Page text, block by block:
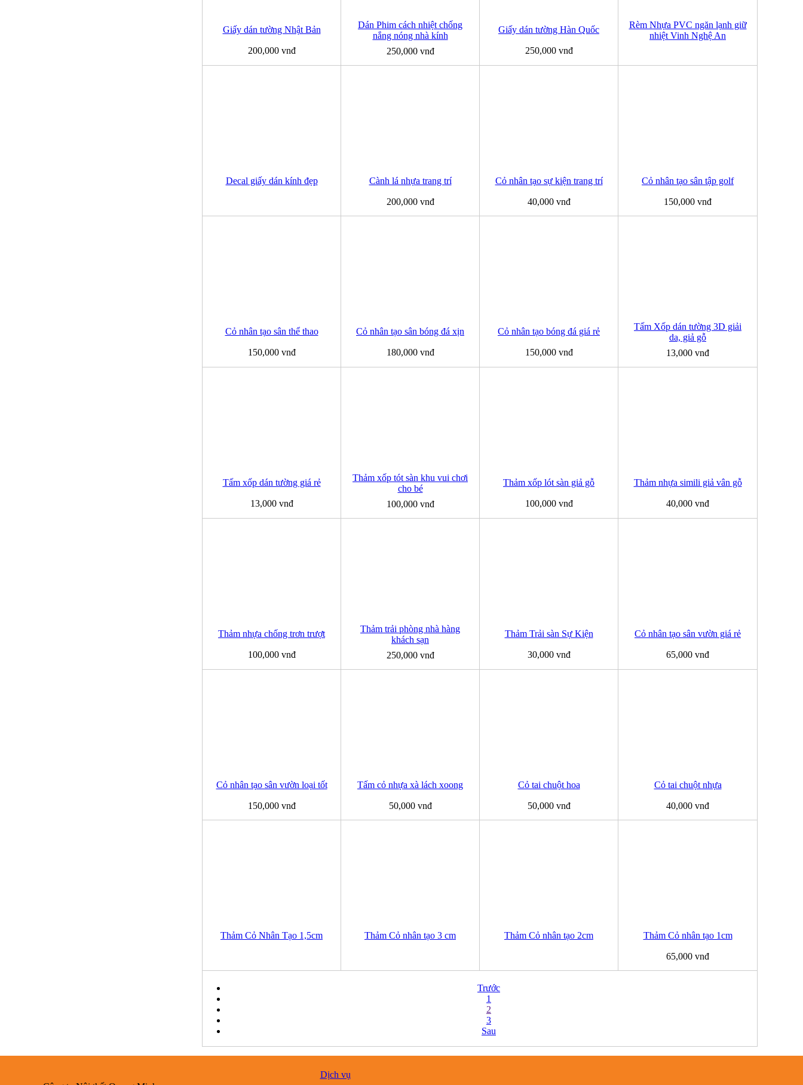
Giấy dán tường Nhật Bản
200,000 vnđ
Dán Phim cách nhiệt chống
nắng nóng nhà kính
250,000 vnđ
Giấy dán tường Hàn Quốc
250,000 vnđ
Rèm Nhựa PVC ngăn lạnh giữ
nhiệt Vinh Nghệ An
Decal giấy dán kính đẹp Cành lá nhựa trang trí
200,000 vnđ
Cỏ nhân tạo sự kiện trang trí
40,000 vnđ
Cỏ nhân tạo sân tập golf
150,000 vnđ
Cỏ nhân tạo sân thể thao
150,000 vnđ
Cỏ nhân tạo sân bóng đá xịn
180,000 vnđ
Cỏ nhân tạo bóng đá giá rẻ
150,000 vnđ
Tấm Xốp dán tường 3D giải
da, giả gỗ
13,000 vnđ
Tấm xốp dán tường giá rẻ
13,000 vnđ
Thảm xốp tót sàn khu vui chơi
cho bé
100,000 vnđ
Thảm xốp lót sàn giả gỗ
100,000 vnđ
Thảm nhựa simili giả vân gỗ
40,000 vnđ
Thảm nhựa chống trơn trượt
100,000 vnđ
Thảm trải phòng nhà hàng
khách sạn
250,000 vnđ
Thảm Trải sàn Sự Kiện
30,000 vnđ
Cỏ nhân tạo sân vườn giá rẻ
65,000 vnđ
Cỏ nhân tạo sân vườn loại tốt
150,000 vnđ
Tấm cỏ nhựa xà lách xoong
50,000 vnđ
Cỏ tai chuột hoa
50,000 vnđ
Cỏ tai chuột nhựa
40,000 vnđ
Thảm Cỏ Nhân Tạo 1,5cm Thảm Cỏ nhân tạo 3 cm Thảm Cỏ nhân tạo 2cm Thảm Cỏ nhân tạo 1cm
65,000 vnđ
Trước
1
2
3
Sau
Dịch vụ